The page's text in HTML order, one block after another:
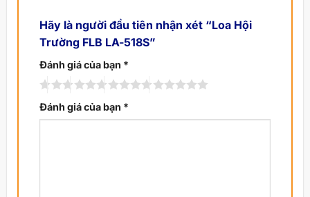
Hãy là người đầu tiên nhận xét “Loa Hội
Trường FLB LA-518S”
Đánh giá của bạn *
Đánh giá của bạn *